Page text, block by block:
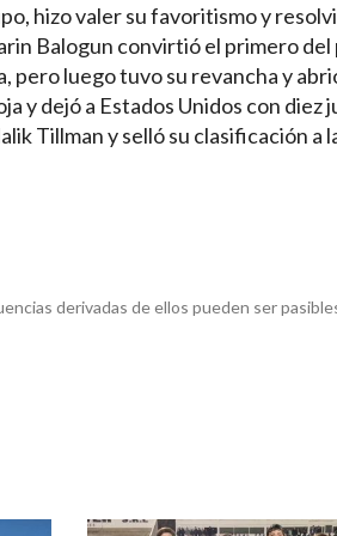
hizo valer su favoritismo y
Balogun convirtió el primero del
pero luego tuvo su revancha y
y dejó a Estados Unidos con diez
Tillman y selló su clasificación a
derivadas de ellos pueden ser